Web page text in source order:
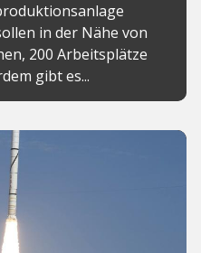
in der Nähe von
200 Arbeitsplätze
gibt es...